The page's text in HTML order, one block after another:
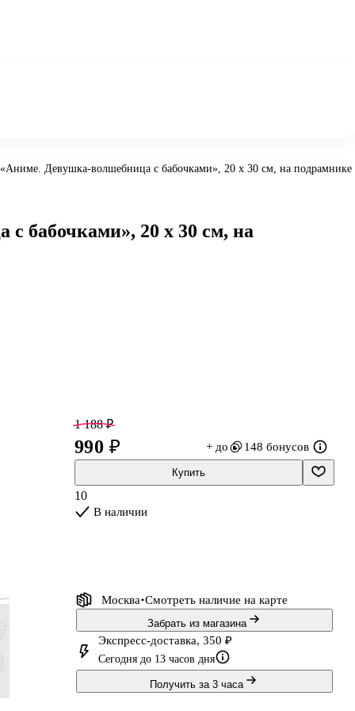
Девушка-волшебница с бабочками», 20 х 30 см, на подрамнике
бабочками», 20 х 30 см, на
1 188 ₽
990 ₽ + до 148 бонусов
Купить
10
В наличии
Москва Смотреть наличие на карте
Забрать из магазина
Экспресс-доставка, 350 ₽
Сегодня до 13 часов дня
Получить за 3 часа